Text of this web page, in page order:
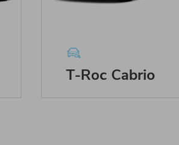
T-Roc Cabrio